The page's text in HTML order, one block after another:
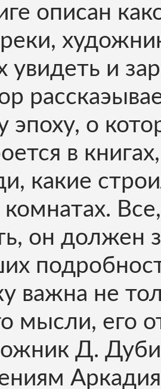
описан
увидеть и
эпоху, о
в
какие
комнатах.
он должен
важна не
мысли, его
Д.